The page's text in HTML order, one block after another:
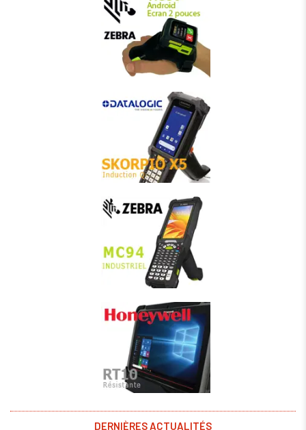
DERNIÈRES ACTUALITÉS